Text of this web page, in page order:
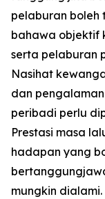
pelaburan boleh
bahawa objektif
serta pelaburan
Nasihat
dan
peribadi perlu
Prestasi masa
hadapan yang
mungkin